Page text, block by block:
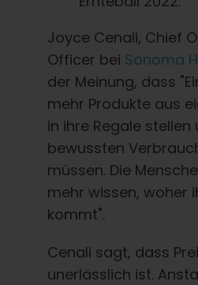
Joyce Cenali, Chief
Officer bei Sonoma
der Meinung, dass
mehr Produkte aus
in ihre Regale stellen
bewussten
müssen. Die
mehr wissen, woher
kommt".
Cenali sagt, dass
unerlässlich ist.